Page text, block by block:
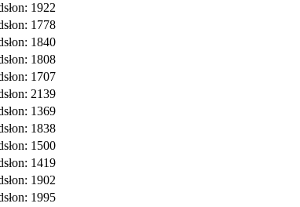
1922
1778
1840
1808
1707
2139
1369
1838
1500
1419
1902
1995